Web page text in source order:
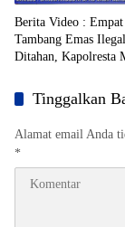
Berita Video : Empat
Tambang Emas
Ditahan, Kapolresta
Berstatus Saksi
Tinggalkan
Alamat email Anda
*